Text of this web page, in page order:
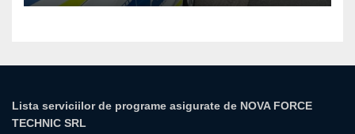
Lista serviciilor de programe asigurate de NOVA FORCE
TECHNIC SRL